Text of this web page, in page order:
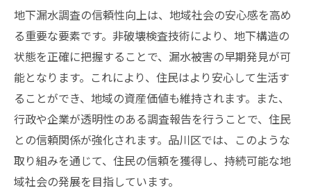
地下漏水調査の信頼性向上は、地域社会の安心感を高め
る重要な要素です。非破壊検査技術により、地下構造の
状態を正確に把握することで、漏水被害の早期発見が可
能となります。これにより、住民はより安心して生活す
ることができ、地域の資産価値も維持されます。また、
行政や企業が透明性のある調査報告を行うことで、住民
との信頼関係が強化されます。品川区では、このような
取り組みを通じて、住民の信頼を獲得し、持続可能な地
域社会の発展を目指しています。